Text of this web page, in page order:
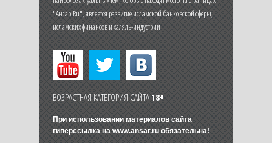
"Ансар.Ru", является развитие исламской банковской сферы,
исламских финансов и халяль-индустрии.
ВОЗРАСТНАЯ КАТЕГОРИЯ САЙТА18+
При использовании материалов сайта
гиперссылка на www.ansar.ruобязательна!